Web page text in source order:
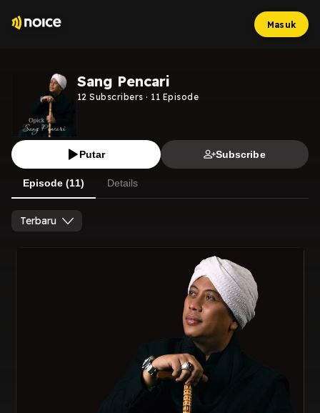
Masuk
Sang Pencari
12 Subscribers · 11 Episode
Putar Subscribe
Episode (11) Details
Terbaru